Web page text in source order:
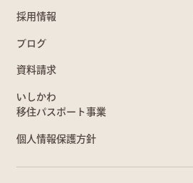
採用情報
ブログ
資料請求
いしかわ
移住パスポート事業
個人情報保護方針